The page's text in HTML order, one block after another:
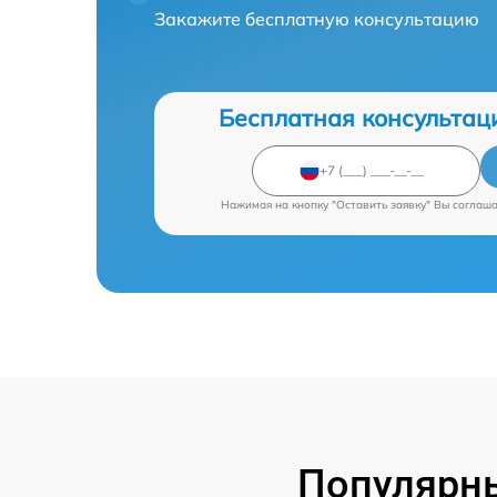
Закажите бесплатную консультацию
Бесплатная
Нажимая на кнопку "Оставить заявку" Вы